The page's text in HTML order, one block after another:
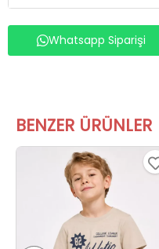
Whatsapp Siparişi
BENZER ÜRÜNLER